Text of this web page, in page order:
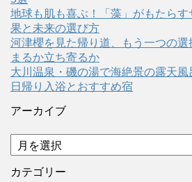
地球も肌も喜ぶ！「藻」がもたら
果と未来の選び方
河津櫻を見た帰り道、もう一つの
まるか立ち寄るか
大川温泉・磯の湯で海絶景の露天
日帰り入浴とおすすめ宿
アーカイブ
ア
ー
カ
カテゴリー